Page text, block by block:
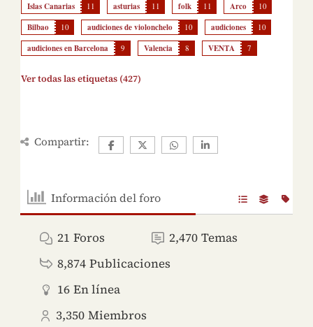
Islas Canarias 11 asturias 11 folk 11 Arco 10
Bilbao 10 audiciones de violonchelo 10 audiciones 10
audiciones en Barcelona 9 Valencia 8 VENTA 7
Ver todas las etiquetas (427)
Compartir:
Información del foro
21 Foros 2,470 Temas
8,874 Publicaciones
16 En línea
3,350 Miembros